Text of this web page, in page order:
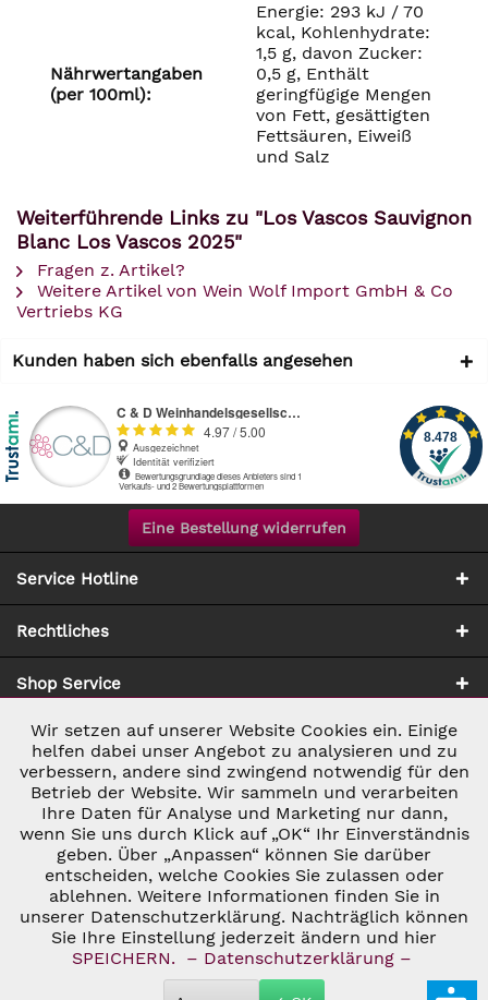
Nährwertangaben
(per 100ml):
Energie: 293 kJ / 70
kcal, Kohlenhydrate:
1,5 g, davon Zucker:
0,5 g, Enthält
geringfügige Mengen
von Fett, gesättigten
Fettsäuren, Eiweiß
und Salz
Weiterführende Links zu "Los Vascos Sauvignon
Blanc Los Vascos 2025"
Fragen z. Artikel?
Weitere Artikel von Wein Wolf Import GmbH & Co
Vertriebs KG
Kunden haben sich ebenfalls angesehen
Eine Bestellung widerrufen
Service Hotline
Rechtliches
Shop Service
Zahlung & Versand
* ALLE PREISE INKL. GESETZL. UMSATZSTEUER ZZGL.
VERSANDKOSTEN UND GGF. NACHNAHMEGEBÜHREN, WENN NICHT
ANDERS BESCHRIEBEN
© 2026 C&D WEINHANDEL - ALL RIGHTS RESERVED. THEME BY
THEMEWARE®
Notwendig Aktiv
Marketing Inaktiv
Tracking Inaktiv
Personalisierung Inaktiv
Wir setzen auf unserer Website Cookies ein. Einige
helfen dabei unser Angebot zu analysieren und zu
verbessern, andere sind zwingend notwendig für den
Betrieb der Website. Wir sammeln und verarbeiten
Ihre Daten für Analyse und Marketing nur dann,
wenn Sie uns durch Klick auf „OK“ Ihr Einverständnis
geben. Über „Anpassen“ können Sie darüber
entscheiden, welche Cookies Sie zulassen oder
ablehnen. Weitere Informationen finden Sie in
unserer Datenschutzerklärung. Nachträglich können
Sie Ihre Einstellung jederzeit ändern und hier
SPEICHERN.
– Datenschutzerklärung –